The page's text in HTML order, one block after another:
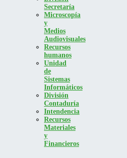
Secretaría
Microscopía
y
Medios
Audiovisuales
Recursos
humanos
Unidad
de
Sistemas
Informáticos
División
Contaduría
Intendencia
Recursos
Materiales
y
Financieros